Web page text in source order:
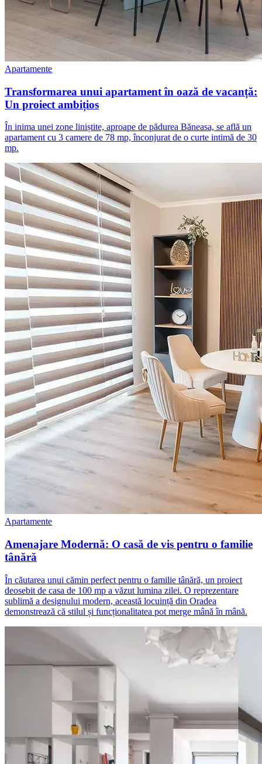
Apartamente
Transformarea unui apartament în oază de vacanță:
Un proiect ambițios
În inima unei zone liniștite, aproape de pădurea Băneasa, se află un
apartament cu 3 camere de 78 mp, înconjurat de o curte intimă de 30
mp.
Apartamente
Amenajare Modernă: O casă de vis pentru o familie
tânără
În căutarea unui cămin perfect pentru o familie tânără, un proiect
deosebit de casa de 100 mp a văzut lumina zilei. O reprezentare
sublimă a designului modern, această locuință din Oradea
demonstrează că stilul și funcționalitatea pot merge mână în mână.